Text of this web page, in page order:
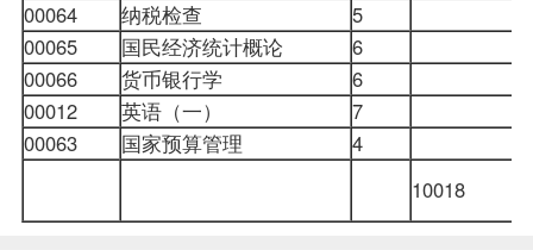
00064
纳税检查
5
00065
国民经济统计概论
6
00066
货币银行学
6
00012
英语（一）
7
00063
国家预算管理
4
10018